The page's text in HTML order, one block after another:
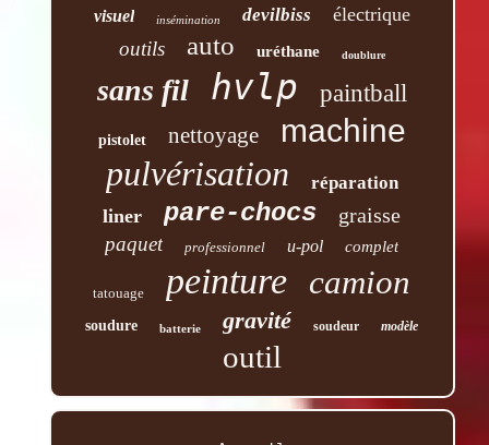
visuel insémination devilbiss électrique
outils auto uréthane doublure
sans fil hvlp paintball
pistolet nettoyage machine
pulvérisation réparation
liner pare-chocs graisse
paquet professionnel u-pol complet
tatouage peinture camion
soudure batterie gravité soudeur modèle
outil